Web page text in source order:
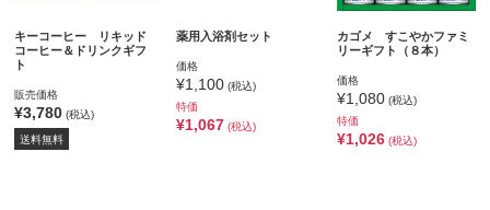
キーコーヒー リキッド
コーヒー＆ドリンクギフ
ト
販売価格
¥3,780 (税込)
送料無料
薬用入浴剤セット
価格
¥1,100(税込)
特価
¥1,067 (税込)
カゴメ すこやかファミ
リーギフト（８本）
価格
¥1,080 (税込)
特価
¥1,026 (税込)